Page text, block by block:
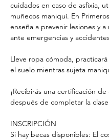
cuidados en caso de asfixia,
muñecos maniquí. En
enseña a prevenir lesiones y a
ante emergencias y
Lleve ropa cómoda,
el suelo mientras sujeta
¡Recibirás una certificación de
después de completar la
INSCRIPCIÓN
Si hay becas disponibles: El